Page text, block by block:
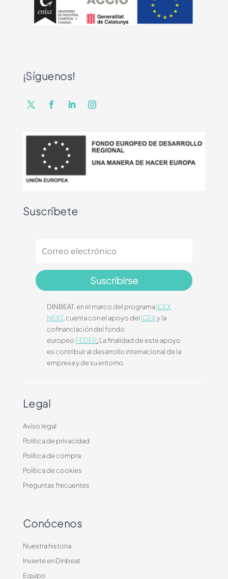
¡Síguenos!
Suscríbete
Suscribirse
DINBEAT, en el marco del programaICEX
NEXT, cuenta con el apoyo del ICEXy la
cofinanciación del fondo
europeo FEDER. La finalidad de este apoyo
es contribuir al desarrollo internacional de la
empresa y de su entorno.
Legal
Aviso legal
Política de privacidad
Política de compra
Política de cookies
Preguntas frecuentes
Conócenos
Nuestra historia
Invierte en Dinbeat
Equipo